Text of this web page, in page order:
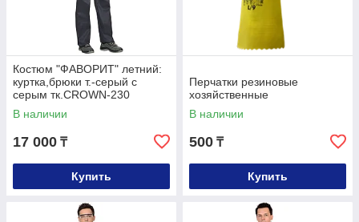
Костюм "ФАВОРИТ" летний:
куртка,брюки т.-серый с
серым тк.CROWN-230
В наличии
17 000 ₸
Купить
Перчатки резиновые
хозяйственные
В наличии
500 ₸
Купить